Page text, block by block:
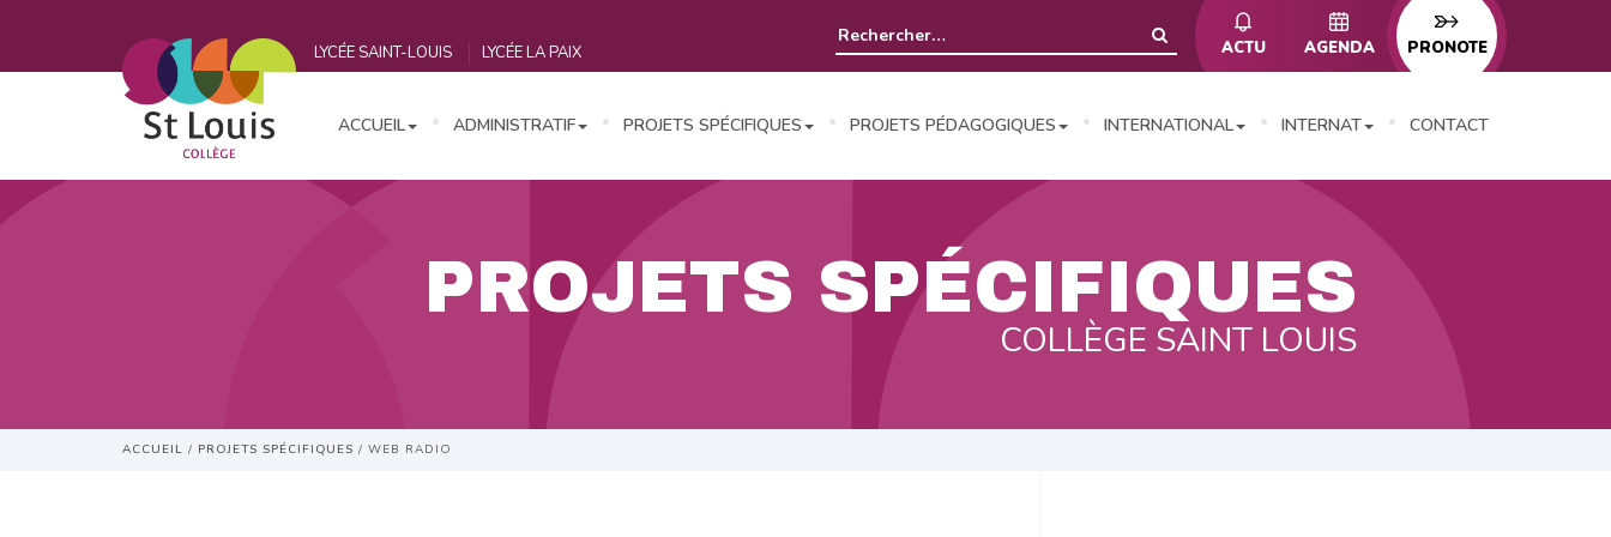
LYCÉE SAINT-LOUIS LYCÉE LA PAIX
Rechercher :
PRONOTE
AGENDA
ACTU
ACCUEIL ADMINISTRATIF PROJETS SPÉCIFIQUES PROJETS PÉDAGOGIQUES INTERNATIONAL INTERNAT CONTACT
PROJETS SPÉCIFIQUES
COLLÈGE SAINT LOUIS
ACCUEIL / PROJETS SPÉCIFIQUES / WEB RADIO